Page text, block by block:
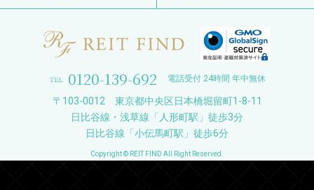
0120-139-692 電話受付 24時間 年中無休
〒103-0012 東京都中央区日本橋堀留町1-8-11
日比谷線・浅草線「人形町駅」徒歩3分
日比谷線「小伝馬町駅」徒歩6分
Copyright © REIT FIND All Right Reserved.